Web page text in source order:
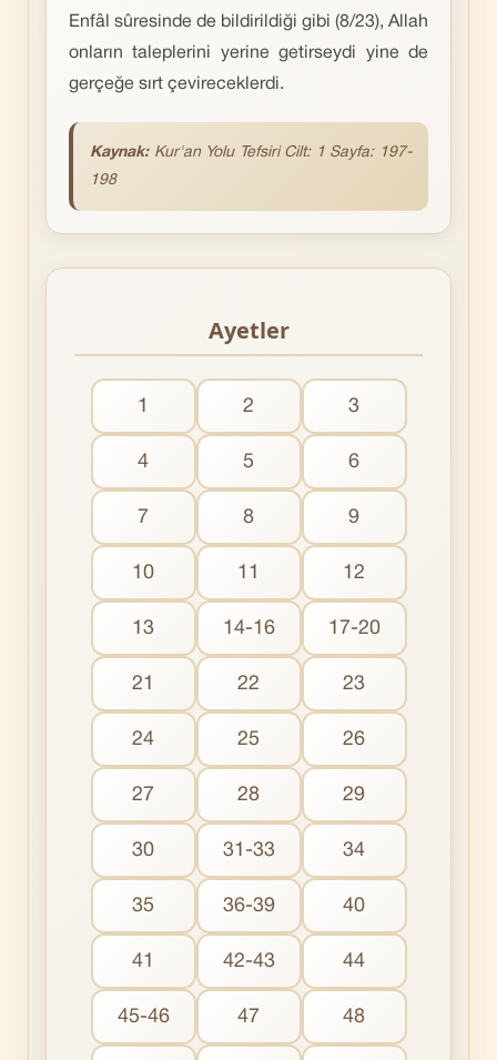
Enfâl sûresinde de bildirildiği gibi (8/23), Allah
onların taleplerini yerine getirseydi yine de
gerçeğe sırt çevireceklerdi.
Kaynak: Kur'an Yolu Tefsiri Cilt: 1 Sayfa: 197-
198
Ayetler
1 2 3
4 5 6
7 8 9
10 11 12
13 14-16 17-20
21 22 23
24 25 26
27 28 29
30 31-33 34
35 36-39 40
41 42-43 44
45-46 47 48